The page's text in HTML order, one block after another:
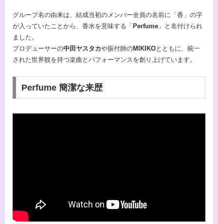
グループ名の由来は、結成当初のメンバー全員の名前に「香」の字
が入っていたことから、香水を意味する「 Perfume 」と名付けられ
ました。
プロデューサーの中田ヤスタカや振付師のMIKIKOとともに、統一
された世界観を持つ楽曲とパフォーマンスを創り上げています。
Perfume 簡潔な来歴